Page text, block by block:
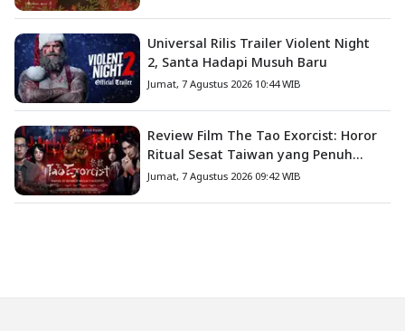
Universal Rilis Trailer Violent Night
2, Santa Hadapi Musuh Baru
Jumat, 7 Agustus 2026 10:44 WIB
Review Film The Tao Exorcist: Horor
Ritual Sesat Taiwan yang Penuh
Misteri dan Teror Psikologis
Jumat, 7 Agustus 2026 09:42 WIB